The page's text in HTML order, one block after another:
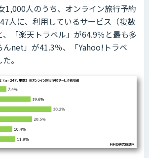
1,000人のうち、オンライン旅行予約
人に、利用しているサービス（複数
、「楽天トラベル」が64.9％と最も多
んnet」が41.3％、「Yahoo!トラベ
。